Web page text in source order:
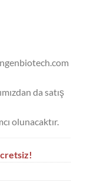
da satış
olunacaktır.